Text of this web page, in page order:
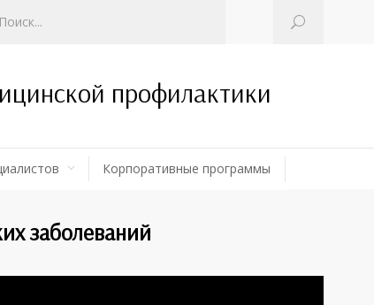
профилактики
Корпоративные программы
заболеваний